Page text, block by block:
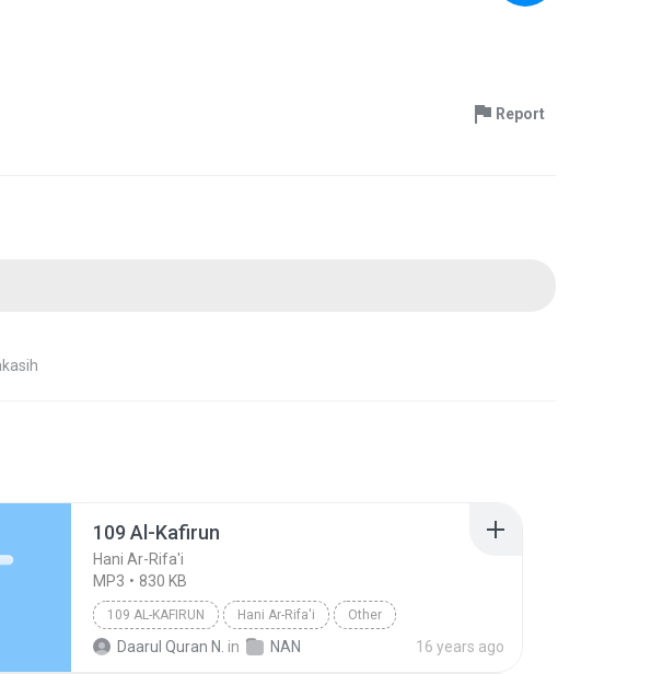
Report
109 Al-Kafirun
Hani Ar-Rifa'i
MP3
830 KB
109 AL-KAFIRUN Hani Ar-Rifa'i Other
Daarul Quran N. in NAN 16 years ago